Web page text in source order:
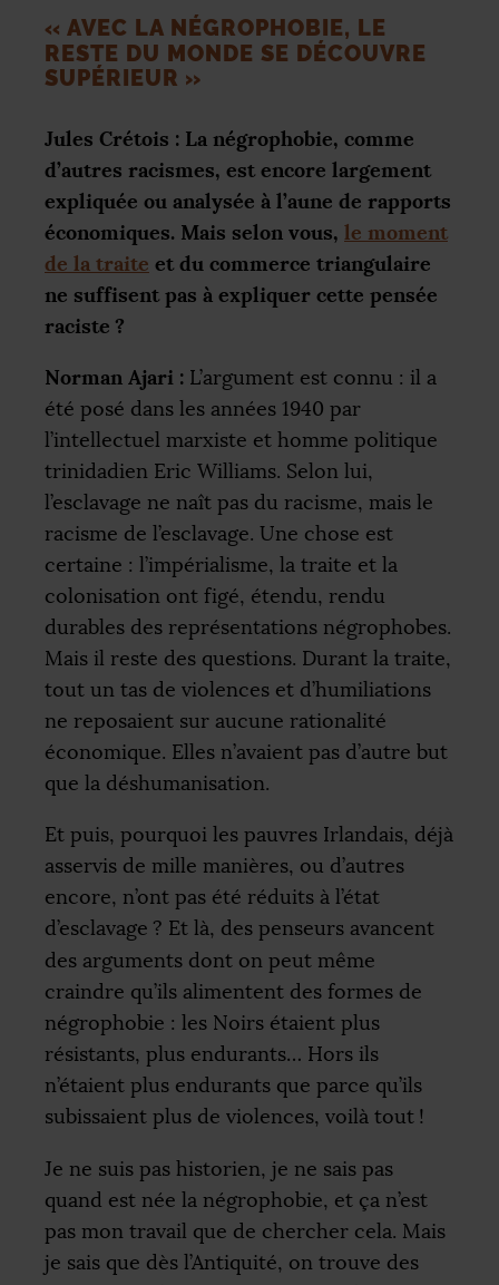
« AVEC LA NÉGROPHOBIE, LE
RESTE DU MONDE SE DÉCOUVRE
SUPÉRIEUR »
Jules Crétois : La négrophobie, comme
d’autres racismes, est encore largement
expliquée ou analysée à l’aune de rapports
économiques. Mais selon vous, le moment
de la traite et du commerce triangulaire
ne suffisent pas à expliquer cette pensée
raciste ?
Norman Ajari : L’argument est connu : il a
été posé dans les années 1940 par
l’intellectuel marxiste et homme politique
trinidadien Eric Williams. Selon lui,
l’esclavage ne naît pas du racisme, mais le
racisme de l’esclavage. Une chose est
certaine : l’impérialisme, la traite et la
colonisation ont figé, étendu, rendu
durables des représentations négrophobes.
Mais il reste des questions. Durant la traite,
tout un tas de violences et d’humiliations
ne reposaient sur aucune rationalité
économique. Elles n’avaient pas d’autre but
que la déshumanisation.
Et puis, pourquoi les pauvres Irlandais, déjà
asservis de mille manières, ou d’autres
encore, n’ont pas été réduits à l’état
d’esclavage ? Et là, des penseurs avancent
des arguments dont on peut même
craindre qu’ils alimentent des formes de
négrophobie : les Noirs étaient plus
résistants, plus endurants… Hors ils
n’étaient plus endurants que parce qu’ils
subissaient plus de violences, voilà tout !
Je ne suis pas historien, je ne sais pas
quand est née la négrophobie, et ça n’est
pas mon travail que de chercher cela. Mais
je sais que dès l’Antiquité, on trouve des